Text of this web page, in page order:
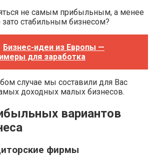
не самым прибыльным, а менее
стабильным бизнесом?
Бизнес-идеи из Европы —
для заработка
случае мы составили для Вас
доходных малых бизнесов.
вариантов
фирмы